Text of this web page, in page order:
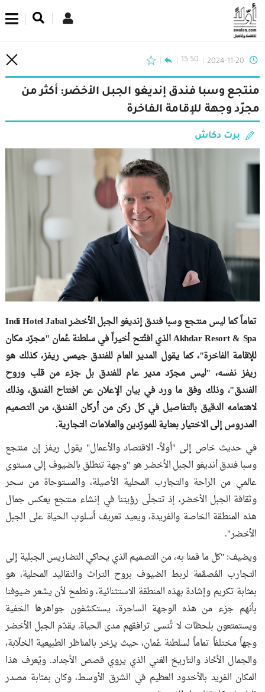
2024-11-20
15:50
منتجع وسبا فندق إنديغو الجبل الأخضر: أكثر من
مجرّد وجهة للإقامة الفاخرة
برت دكاش
تماماً كما ليس منتجع وسبا فندق إنديغو الجبل الأخضر Indi Hotel Jabal
Akhdar Resort & Spa الذي افتُتح أخيراً في سلطنة عُمان "مجرّد مكان
للإقامة الفاخرة"، كما يقول المدير العام للفندق جيمس ريفز، كذلك هو
ريفز نفسه، "ليس مجرّد مدير عام للفندق بل جزء من قلب وروح
الفندق"، وذلك وفق ما ورد في بيان الإعلان عن افتتاح الفندق، وذلك
لاهتمامه الدقيق بالتفاصيل في كل ركن من أركان الفندق، من التصميم
المدروس إلى الاختيار بعناية للمورّدين والعلامات التجارية.
في حديث خاص إلى "أولاً- الاقتصاد والأعمال" يقول ريفز إن منتجع
وسبا فندق أنديغو الجبل الأخضر هو "وجهة تنطلق بالضيوف إلى مستوى
عالمي من الراحة والتجارب المحلية الأصيلة، والمستوحاة من سحر
وثقافة الجبل الأخضر، إذ تتجلّى رؤيتنا في إنشاء منتجع يعكس جمال
هذه المنطقة الخاصة والفريدة، ويعيد تعريف أسلوب الحياة على الجبل
الأخضر".
ويضيف: "كل ما قمنا به، من التصميم الذي يحاكي التضاريس الجبلية إلى
التجارب المُصمَّمة لربط الضيوف بروح التراث والتقاليد المحلية، هو
بمثابة تكريم وإشادة بهذه المنطقة الاستثنائية، ونطمح لأن يشعر ضيوفنا
بأنهم جزء من هذه الوجهة الساحرة، يستكشفون جواهرها الخفية
ويستمتعون بلحظات لا تُنسى ترافقهم مدى الحياة. يقدّم الجبل الأخضر
وجهاً مختلفاً تماماً لسلطنة عُمان، حيث يزخر بالمناظر الطبيعية الخلّابة،
والجمال الأخّاذ والتاريخ الغني الذي يروي قصص الأجداد. ويُعرف هذا
المكان الفريد بالأخدود العظيم في الشرق الأوسط، وكان بمثابة مصدر
اشترك في نشرتنا الإخبارية